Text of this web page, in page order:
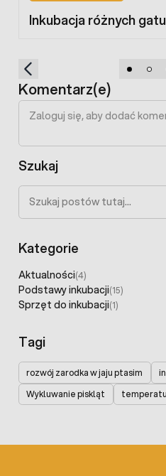
Inkubacja różnych
Komentarz(e)
Szukaj
Szukaj
Kategorie
Aktualności(4)
Podstawy inkubacji(15)
Sprzęt do inkubacji(1)
Tagi
rozwój zarodka w jaju ptasim
Wykluwanie piskląt